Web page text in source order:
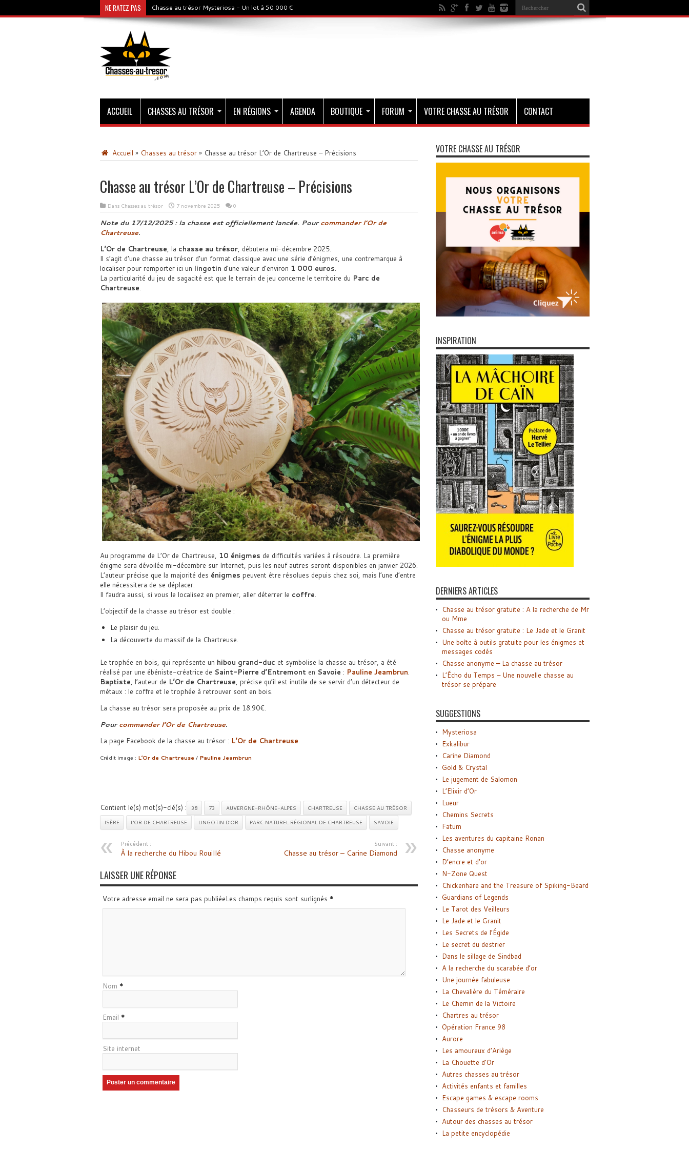
NE RATEZ PAS Chasse au trésor Mysteriosa - Un lot à 50 000 €
ACCUEIL CHASSES AU TRÉSOR EN RÉGIONS AGENDA BOUTIQUE FORUM VOTRE CHASSE AU TRÉSOR CONTACT
Accueil » Chasses au trésor » Chasse au trésor L’Or de Chartreuse – Précisions
Chasse au trésor L’Or de Chartreuse – Précisions
Dans Chasses au trésor 7 novembre 2025 0
Note du 17/12/2025 : la chasse est officiellement lancée. Pourcommander l’Or de
Chartreuse.
L’Or de Chartreuse, la chasse au trésor, débutera mi-décembre 2025.
Il s’agit d’une chasse au trésor d’un format classique avec une série d’énigmes, une contremarque à
localiser pour remporter ici un lingotin d’une valeur d’environ 1 000 euros.
La particularité du jeu de sagacité est que le terrain de jeu concerne le territoire du Parc de
Chartreuse.
Au programme de L’Or de Chartreuse, 10 énigmes de difficultés variées à résoudre. La première
énigme sera dévoilée mi-décembre sur Internet, puis les neuf autres seront disponibles en janvier 2026.
L’auteur précise que la majorité des énigmes peuvent être résolues depuis chez soi, mais l’une d’entre
elle nécessitera de se déplacer.
Il faudra aussi, si vous le localisez en premier, aller déterrer le coffre.
L’objectif de la chasse au trésor est double :
Le plaisir du jeu.
La découverte du massif de la Chartreuse.
Le trophée en bois, qui représente un hibou grand-duc et symbolise la chasse au trésor, a été
réalisé par une ébéniste-créatrice de Saint-Pierre d’Entremonten Savoie : Pauline Jeambrun.
Baptiste, l’auteur de L’Or de Chartreuse, précise qu’il est inutile de se servir d’un détecteur de
métaux : le coffre et le trophée à retrouver sont en bois.
La chasse au trésor sera proposée au prix de 18.90€.
Pourcommander l’Or de Chartreuse.
La page Facebook de la chasse au trésor : L’Or de Chartreuse.
Crédit image : L’Or de Chartreuse / Pauline Jeambrun
Contient le(s) mot(s)-clé(s) : 38 73 AUVERGNE-RHÔNE-ALPES CHARTREUSE
CHASSE AU TRÉSOR
ISÈRE
L'OR DE CHARTREUSE LINGOTIN D'OR PARC NATUREL RÉGIONAL DE CHARTREUSE SAVOIE
Précédent :
À la recherche du Hibou Rouillé
Suivant :
Chasse au trésor – Carine Diamond
LAISSER UNE RÉPONSE
Votre adresse email ne sera pas publiéeLes champs requis sont surlignés *
Nom *
Email *
Site internet
VOTRE CHASSE AU TRÉSOR
INSPIRATION
DERNIERS ARTICLES
Chasse au trésor gratuite : A la recherche de Mr
ou Mme
Chasse au trésor gratuite : Le Jade et le Granit
Une boîte à outils gratuite pour les énigmes et
messages codés
Chasse anonyme – La chasse au trésor
L’Écho du Temps – Une nouvelle chasse au
trésor se prépare
SUGGESTIONS
Mysteriosa
Exkalibur
Carine Diamond
Gold & Crystal
Le jugement de Salomon
L’Elixir d’Or
Lueur
Chemins Secrets
Fatum
Les aventures du capitaine Ronan
Chasse anonyme
D’encre et d’or
N-Zone Quest
Chickenhare and the Treasure of Spiking-Beard
Guardians of Legends
Le Tarot des Veilleurs
Le Jade et le Granit
Les Secrets de l’Égide
Le secret du destrier
Dans le sillage de Sindbad
A la recherche du scarabée d’or
Une journée fabuleuse
La Chevalière du Téméraire
Le Chemin de la Victoire
Chartres au trésor
Opération France 98
Aurore
Les amoureux d’Ariège
La Chouette d’Or
Autres chasses au trésor
Activités enfants et familles
Escape games & escape rooms
Chasseurs de trésors & Aventure
Autour des chasses au trésor
La petite encyclopédie